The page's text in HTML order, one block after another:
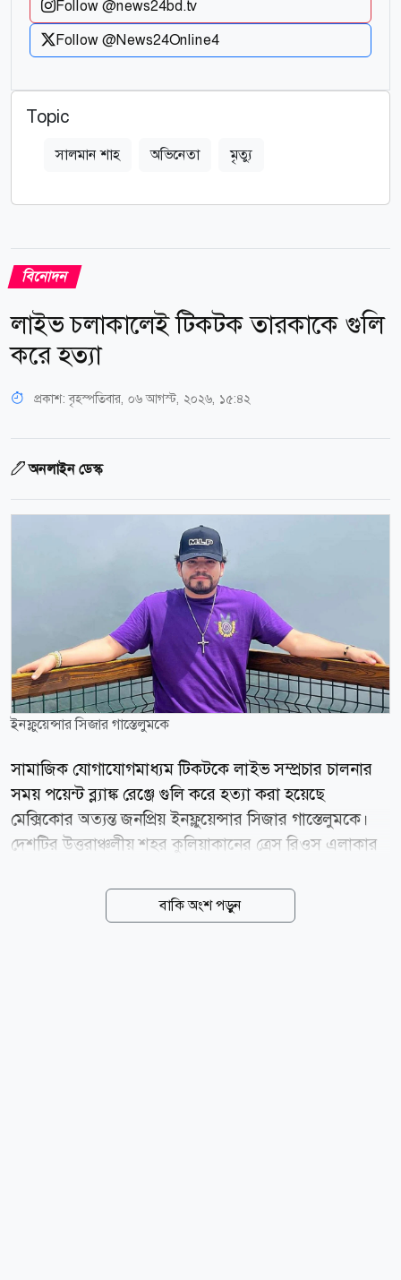
Follow @news24bd.tv
Follow @News24Online4
Topic
সালমান শাহ অভিনেতা মৃত্যু
বিনোদন
লাইভ চলাকালেই টিকটক তারকাকে গুলি
করে হত্যা
প্রকাশ:বৃহস্পতিবার, ০৬ আগস্ট, ২০২৬, ১৫:৪২
অনলাইন ডেস্ক
ইনফ্লুয়েন্সার সিজার গাস্তেলুমকে
সামাজিক যোগাযোগমাধ্যম টিকটকে লাইভ সম্প্রচার চালনার
সময় পয়েন্ট ব্ল্যাঙ্ক রেঞ্জে গুলি করে হত্যা করা হয়েছে
মেক্সিকোর অত্যন্ত জনপ্রিয় ইনফ্লুয়েন্সার সিজার গাস্তেলুমকে।
দেশটির উত্তরাঞ্চলীয় শহর কুলিয়াকানের ত্রেস রিওস এলাকার
সঙ্গে ভিডিও ধারণ করছিলেন তিনি। ঠিক সেই মুহূর্তে একটি
মোটরসাইকেলে করে আসা দুজন ব্যক্তির একজন খুব কাছ
বাকি অংশ পড়ুন